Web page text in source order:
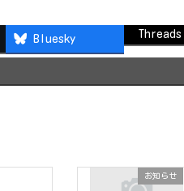
Bluesky Threads
お知らせ